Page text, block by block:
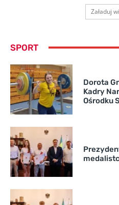
Załaduj
SPORT
Dorota
Kadry
Ośrodku